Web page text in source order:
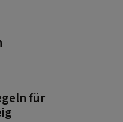
für